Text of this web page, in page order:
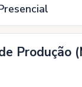
Produção